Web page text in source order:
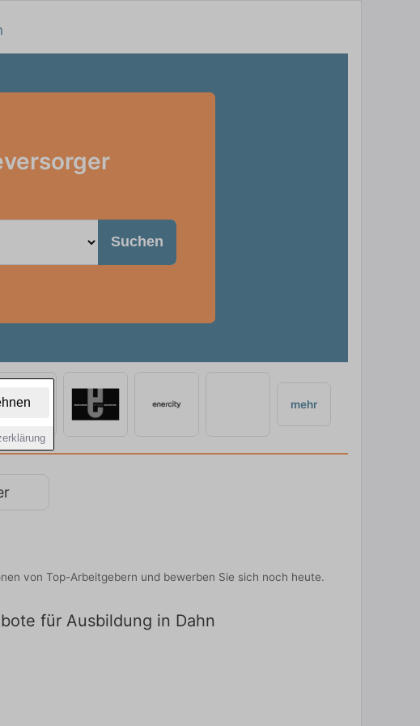
Suchen
mehr
von Top-Arbeitgebern und bewerben Sie sich noch heute.
für Ausbildung in Dahn